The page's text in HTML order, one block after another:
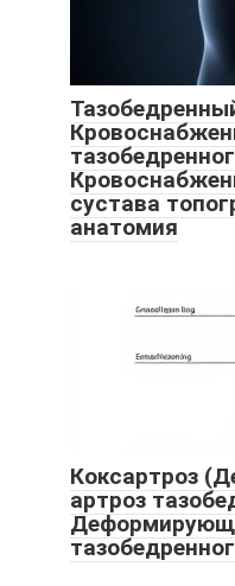
сустава
анатомия
Коксартроз
артроз